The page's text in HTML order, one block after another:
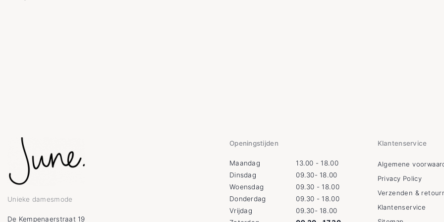
Unieke damesmode
De Kempenaerstraat 19
Openingstijden
Maandag
13.00 - 18.00
Dinsdag
09.30- 18.00
Woensdag
09.30 - 18.00
Donderdag
09.30 - 18.00
Vrijdag
09.30- 18.00
Klantenservice
Algemene
Privacy Policy
Verzenden &
Klantenservice